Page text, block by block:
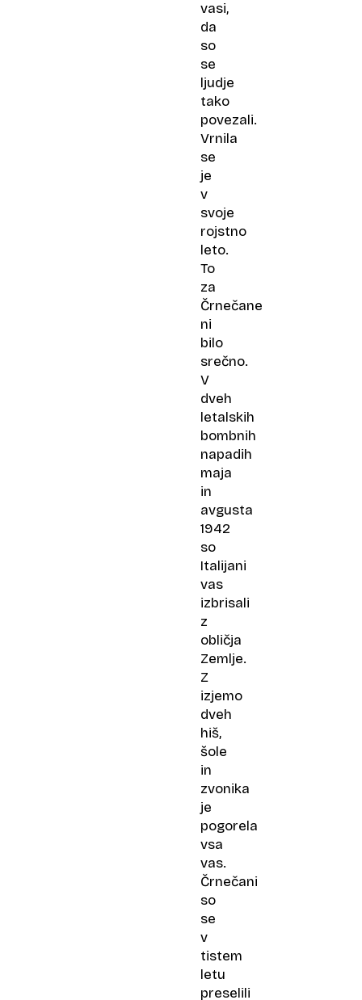
vasi,
da
so
se
ljudje
tako
povezali.
Vrnila
se
je
v
svoje
rojstno
leto.
To
za
Črnečane
ni
bilo
srečno.
V
dveh
letalskih
bombnih
napadih
maja
in
avgusta
1942
so
Italijani
vas
izbrisali
z
obličja
Zemlje.
Z
izjemo
dveh
hiš,
šole
in
zvonika
je
pogorela
vsa
vas.
Črnečani
so
se
v
tistem
letu
preselili